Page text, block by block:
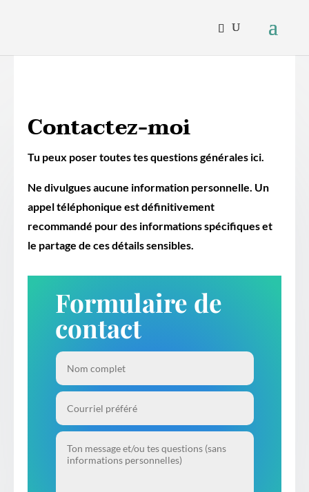
Contactez-moi
Tu peux poser toutes tes questions générales ici.
Ne divulgues aucune information personnelle. Un
appel téléphonique est définitivement
recommandé pour des informations spécifiques et
le partage de ces détails sensibles.
Formulaire de
contact